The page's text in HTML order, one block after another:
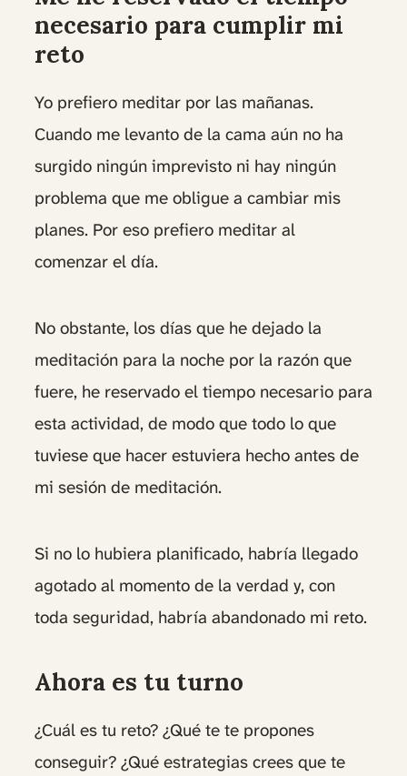
necesario para cumplir mi
reto
Yo prefiero meditar por las mañanas.
Cuando me levanto de la cama aún no ha
surgido ningún imprevisto ni hay ningún
problema que me obligue a cambiar mis
planes. Por eso prefiero meditar al
comenzar el día.
No obstante, los días que he dejado la
meditación para la noche por la razón que
fuere, he reservado el tiempo necesario para
esta actividad, de modo que todo lo que
tuviese que hacer estuviera hecho antes de
mi sesión de meditación.
Si no lo hubiera planificado, habría llegado
agotado al momento de la verdad y, con
toda seguridad, habría abandonado mi reto.
Ahora es tu turno
¿Cuál es tu reto? ¿Qué te te propones
conseguir? ¿Qué estrategias crees que te